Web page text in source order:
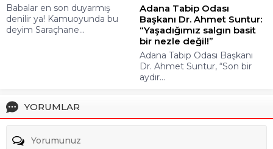
Babalar en son duyarmış
denilir ya! Kamuoyunda bu
deyim Saraçhane...
Adana Tabip Odası
Başkanı Dr. Ahmet Suntur:
“Yaşadığımız salgın basit
bir nezle değil!”
Adana Tabip Odası Başkanı
Dr. Ahmet Suntur, “Son bir
aydır...
YORUMLAR